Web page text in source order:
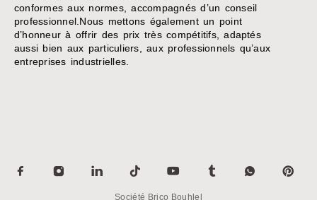
conformes aux normes, accompagnés d’un conseil
professionnel.Nous mettons également un point
d’honneur à offrir des prix très compétitifs, adaptés
aussi bien aux particuliers, aux professionnels qu’aux
entreprises industrielles.
Société Brico Bouhlel